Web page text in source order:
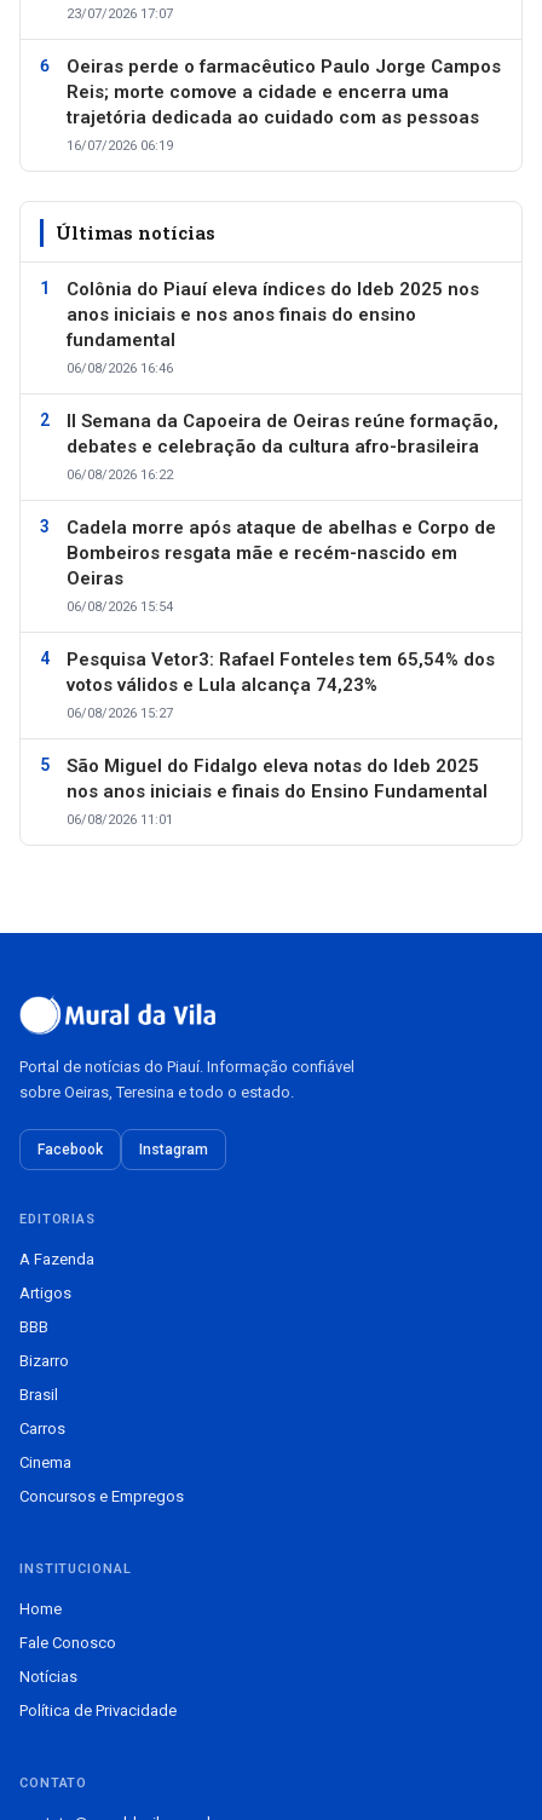
23/07/2026 17:07
Oeiras perde o farmacêutico Paulo Jorge Campos
Reis; morte comove a cidade e encerra uma
trajetória dedicada ao cuidado com as pessoas
16/07/2026 06:19
Últimas notícias
Colônia do Piauí eleva índices do Ideb 2025 nos
anos iniciais e nos anos finais do ensino
fundamental
06/08/2026 16:46
II Semana da Capoeira de Oeiras reúne formação,
debates e celebração da cultura afro-brasileira
06/08/2026 16:22
Cadela morre após ataque de abelhas e Corpo de
Bombeiros resgata mãe e recém-nascido em
Oeiras
06/08/2026 15:54
Pesquisa Vetor3: Rafael Fonteles tem 65,54% dos
votos válidos e Lula alcança 74,23%
06/08/2026 15:27
São Miguel do Fidalgo eleva notas do Ideb 2025
nos anos iniciais e finais do Ensino Fundamental
06/08/2026 11:01
Portal de notícias do Piauí. Informação confiável
sobre Oeiras, Teresina e todo o estado.
Facebook Instagram
EDITORIAS
A Fazenda
Artigos
BBB
Bizarro
Brasil
Carros
Cinema
Concursos e Empregos
INSTITUCIONAL
Home
Fale Conosco
Notícias
Política de Privacidade
CONTATO